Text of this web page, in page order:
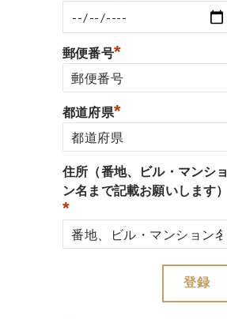
郵便番号*
都道府県*
住所（番地、ビル・マンショ
ン名まで記載お願いします）
*